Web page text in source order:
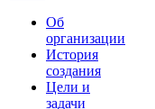
Об
организации
История
создания
Цели и
задачи